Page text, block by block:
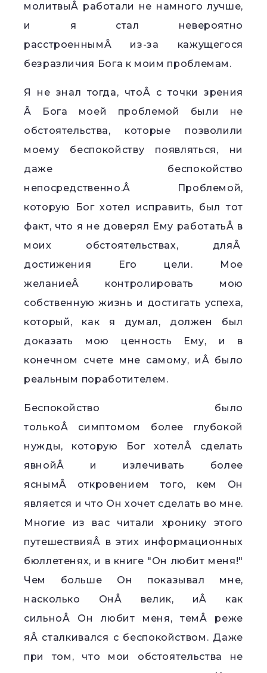
молитвыÂ работали не намного лучше,
и я стал невероятно
расстроеннымÂ из-за кажущегося
безразличия Бога к моим проблемам.
Я не знал тогда, чтоÂ с точки зрения
Â Бога моей проблемой были не
обстоятельства, которые позволили
моему беспокойству появляться, ни
даже беспокойство
непосредственно.Â Проблемой,
которую Бог хотел исправить, был тот
факт, что я не доверял Ему работатьÂ в
моих обстоятельствах, дляÂ
достижения Его цели. Мое
желаниеÂ контролировать мою
собственную жизнь и достигать успеха,
который, как я думал, должен был
доказать мою ценность Ему, и в
конечном счете мне самому, иÂ было
реальным поработителем.
Беспокойство было
толькоÂ симптомом более глубокой
нужды, которую Бог хотелÂ сделать
явнойÂ и излечивать более
яснымÂ откровением того, кем Он
является и что Он хочет сделать во мне.
Многие из вас читали хронику этого
путешествияÂ в этих информационных
бюллетенях, и в книге "Он любит меня!"
Чем больше Он показывал мне,
насколько ОнÂ велик, иÂ как
сильноÂ Он любит меня, темÂ реже
яÂ сталкивался с беспокойством. Даже
при том, что мои обстоятельства не